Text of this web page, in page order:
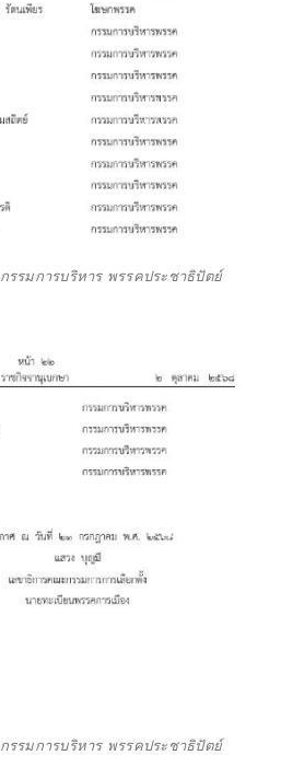
รรมการบริหาร พรรคประชาธิปัตย์
รรมการบริหาร พรรคประชาธิปัตย์